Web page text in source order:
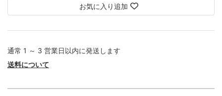
お気に入り追加
通常 1 ～ 3 営業日以内に発送します
送料について